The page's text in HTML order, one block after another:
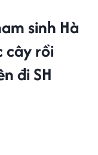
sinh Hà
cây rồi
đi SH